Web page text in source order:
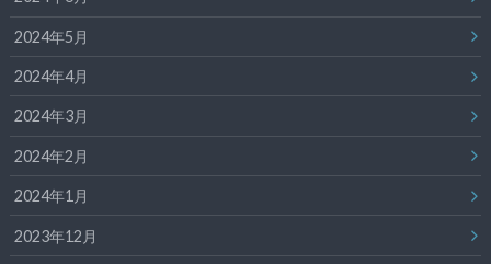
2024年5月
2024年4月
2024年3月
2024年2月
2024年1月
2023年12月